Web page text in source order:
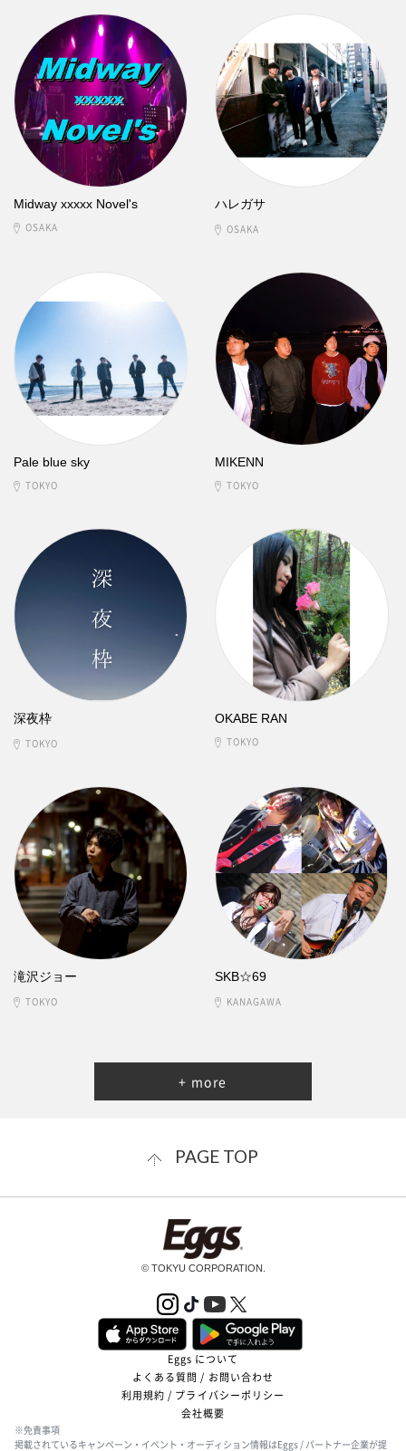
Midway xxxxx Novel's
OSAKA
ハレガサ
OSAKA
Pale blue sky
TOKYO
MIKENN
TOKYO
深夜枠
TOKYO
OKABE RAN
TOKYO
滝沢ジョー
TOKYO
SKB☆69
KANAGAWA
+ more
PAGE TOP
© TOKYU CORPORATION.
Eggs について
よくある質問 / お問い合わせ
利用規約 / プライバシーポリシー
会社概要
※免責事項
掲載されているキャンペーン・イベント・オーディション情報はEggs / パートナー企業が提